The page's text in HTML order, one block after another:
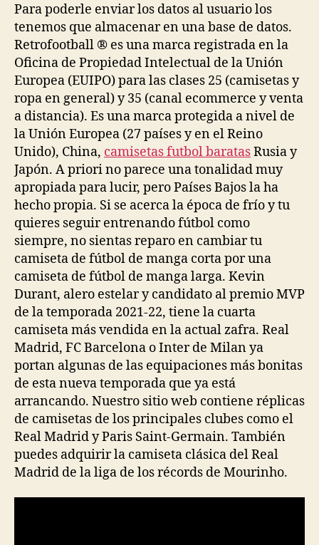
Para poderle enviar los datos al usuario los
tenemos que almacenar en una base de datos.
Retrofootball ® es una marca registrada en la
Oficina de Propiedad Intelectual de la Unión
Europea (EUIPO) para las clases 25 (camisetas y
ropa en general) y 35 (canal ecommerce y venta
a distancia). Es una marca protegida a nivel de
la Unión Europea (27 países y en el Reino
Unido), China, camisetas futbol baratasRusia y
Japón. A priori no parece una tonalidad muy
apropiada para lucir, pero Países Bajos la ha
hecho propia. Si se acerca la época de frío y tu
quieres seguir entrenando fútbol como
siempre, no sientas reparo en cambiar tu
camiseta de fútbol de manga corta por una
camiseta de fútbol de manga larga. Kevin
Durant, alero estelar y candidato al premio MVP
de la temporada 2021-22, tiene la cuarta
camiseta más vendida en la actual zafra. Real
Madrid, FC Barcelona o Inter de Milan ya
portan algunas de las equipaciones más bonitas
de esta nueva temporada que ya está
arrancando. Nuestro sitio web contiene réplicas
de camisetas de los principales clubes como el
Real Madrid y Paris Saint-Germain. También
puedes adquirir la camiseta clásica del Real
Madrid de la liga de los récords de Mourinho.